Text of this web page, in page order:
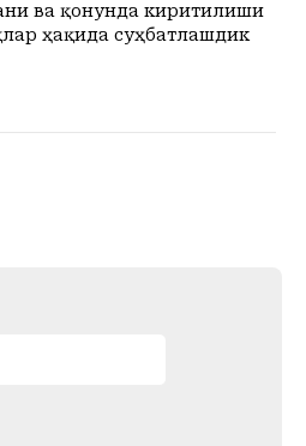
ва қонунда киритилиши
ҳақида суҳбатлашдик